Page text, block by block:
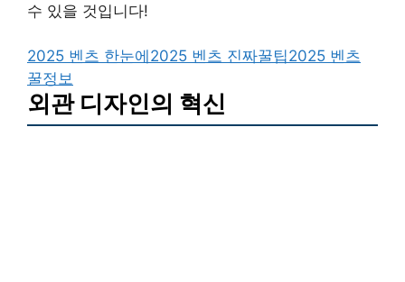
수 있을 것입니다!
2025 벤츠 한눈에 2025 벤츠 진짜꿀팁2025 벤츠
꿀정보
외관 디자인의 혁신